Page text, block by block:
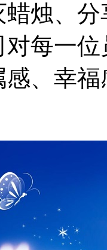
烛、
每一
、幸